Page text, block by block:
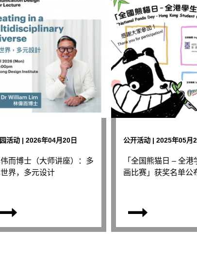
活动 | 2026年04月20日
而博士（大师讲座）：多
界，多元设计
公开活动 | 2025年05月
「全国熊猫日 – 全港
画比赛」获奖名单公